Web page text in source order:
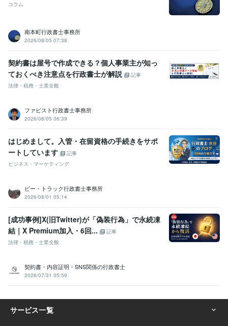
コラム
南本町行政書士事務所
2026/08/05 07:38
契約書は屋号で作成できる？個人事業主が知っ
ておくべき注意点を行政書士が解説
記事
法律・税務・士業全般
ファビスト行政書士事務所
2026/08/05 06:39
はじめまして。入管・在留資格の手続きをサポ
ートしています
記事
ビジネス・マーケティング
ビー・トラック行政書士事務所
2026/08/01 05:14
[成功事例]X(旧Twitter)が「偽装行為」で永続凍
結｜X Premium加入・6回...
記事
法律・税務・士業全般
契約書・内容証明・SNS関係の行政書士
2026/07/31 05:59